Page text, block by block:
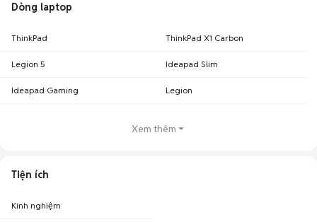
Dòng laptop
ThinkPad ThinkPad X1 Carbon
Legion 5 Ideapad Slim
Ideapad Gaming Legion
Xem thêm
Tiện ích
Kinh nghiệm